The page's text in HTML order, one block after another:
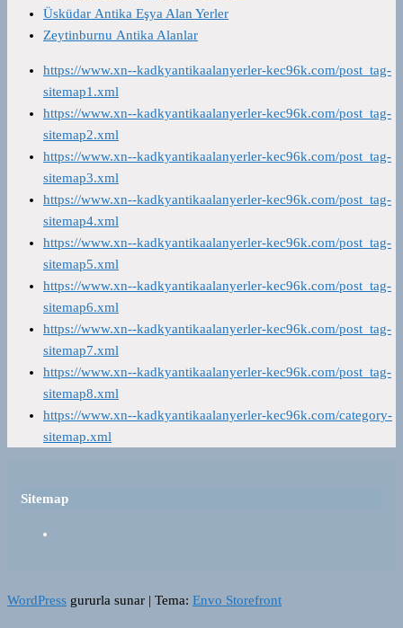
Üsküdar Antika Eşya Alan Yerler
Zeytinburnu Antika Alanlar
https://www.xn--kadkyantikaalanyerler-kec96k.com/post_tag-
sitemap1.xml
https://www.xn--kadkyantikaalanyerler-kec96k.com/post_tag-
sitemap2.xml
https://www.xn--kadkyantikaalanyerler-kec96k.com/post_tag-
sitemap3.xml
https://www.xn--kadkyantikaalanyerler-kec96k.com/post_tag-
sitemap4.xml
https://www.xn--kadkyantikaalanyerler-kec96k.com/post_tag-
sitemap5.xml
https://www.xn--kadkyantikaalanyerler-kec96k.com/post_tag-
sitemap6.xml
https://www.xn--kadkyantikaalanyerler-kec96k.com/post_tag-
sitemap7.xml
https://www.xn--kadkyantikaalanyerler-kec96k.com/post_tag-
sitemap8.xml
https://www.xn--kadkyantikaalanyerler-kec96k.com/category-
sitemap.xml
Sitemap
WordPress gururla sunar | Tema: Envo Storefront